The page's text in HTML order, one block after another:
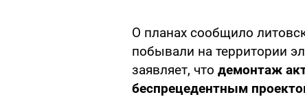
О планах сообщило
побывали на территории
заявляет, что демонтаж
беспрецедентным